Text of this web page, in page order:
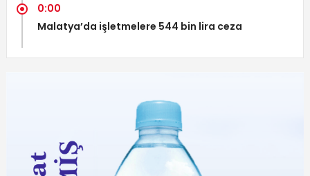
0:00
Malatya’da işletmelere 544 bin lira ceza